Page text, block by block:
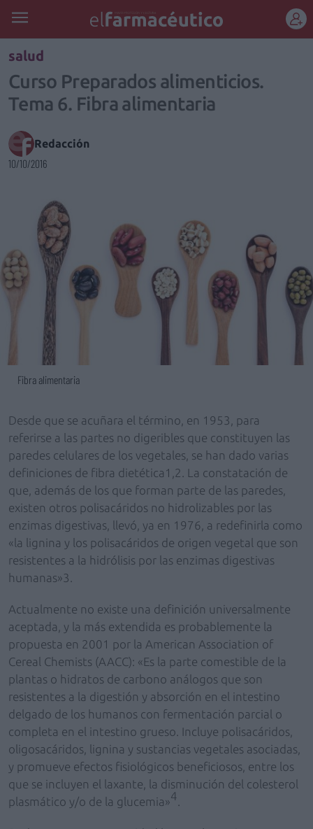
salud
Curso Preparados alimenticios.
Tema 6. Fibra alimentaria
Redacción
10/10/2016
Fibra alimentaria
Desde que se acuñara el término, en 1953, para
referirse a las partes no digeribles que constituyen las
paredes celulares de los vegetales, se han dado varias
definiciones de fibra dietética1,2. La constatación de
que, además de los que forman parte de las paredes,
existen otros polisacáridos no hidrolizables por las
enzimas digestivas, llevó, ya en 1976, a redefinirla como
«la lignina y los polisacáridos de origen vegetal que son
resistentes a la hidrólisis por las enzimas digestivas
humanas»3.
Actualmente no existe una definición universalmente
aceptada, y la más extendida es probablemente la
propuesta en 2001 por la American Association of
Cereal Chemists (AACC): «Es la parte comestible de la
plantas o hidratos de carbono análogos que son
resistentes a la digestión y absorción en el intestino
delgado de los humanos con fermentación parcial o
completa en el intestino grueso. Incluye polisacáridos,
oligosacáridos, lignina y sustancias vegetales asociadas,
y promueve efectos fisiológicos beneficiosos, entre los
que se incluyen el laxante, la disminución del colesterol
plasmático y/o de la glucemia»4